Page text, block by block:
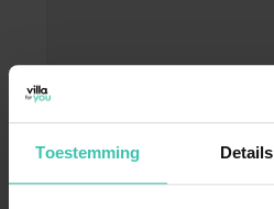
Toestemming Details